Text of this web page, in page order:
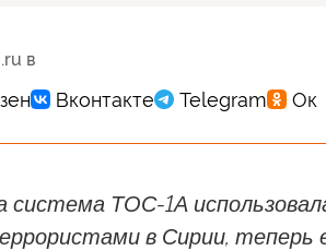
в
система ТОС-1А
в Сирии, теперь